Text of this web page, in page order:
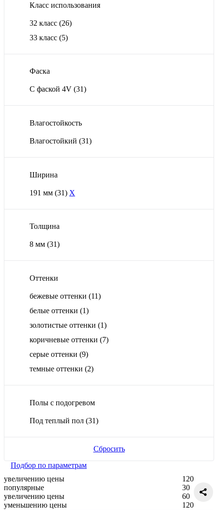
Класс использования
32 класс (26)
33 класс (5)
Фаска
С фаской 4V (31)
Влагостойкость
Влагостойкий (31)
Ширина
191 мм (31) X
Толщина
8 мм (31)
Оттенки
бежевые оттенки (11)
белые оттенки (1)
золотистые оттенки (1)
коричневые оттенки (7)
серые оттенки (9)
темные оттенки (2)
Полы с подогревом
Под теплый пол (31)
Сбросить
Подбор по параметрам
увеличению цены
популярные
увеличению цены
уменьшению цены
120
30
60
120